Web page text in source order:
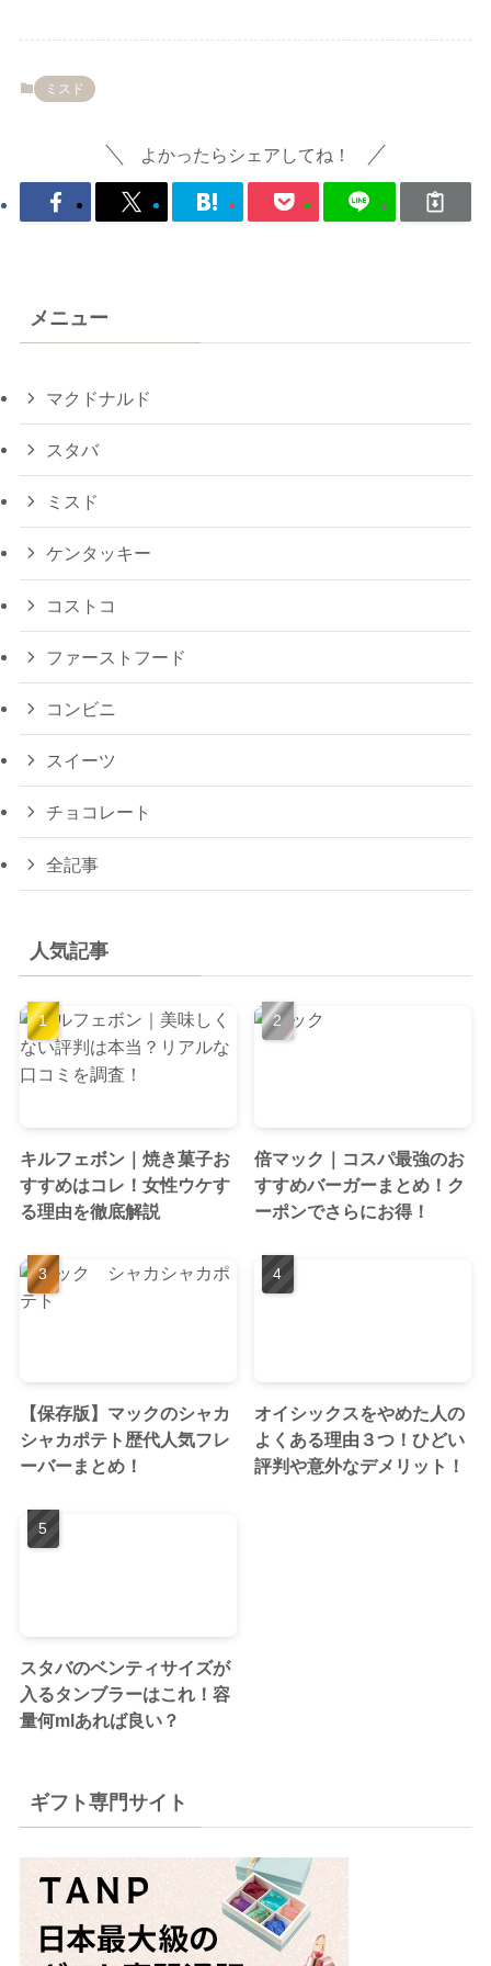
ミスド
よかったらシェアしてね！
メニュー
マクドナルド
スタバ
ミスド
ケンタッキー
コストコ
ファーストフード
コンビニ
スイーツ
チョコレート
全記事
人気記事
キルフェボン｜焼き菓子お
すすめはコレ！女性ウケす
る理由を徹底解説
倍マック｜コスパ最強のお
すすめバーガーまとめ！ク
ーポンでさらにお得！
【保存版】マックのシャカ
シャカポテト歴代人気フレ
ーバーまとめ！
オイシックスをやめた人の
よくある理由３つ！ひどい
評判や意外なデメリット！
スタバのベンティサイズが
入るタンブラーはこれ！容
量何mlあれば良い？
ギフト専門サイト